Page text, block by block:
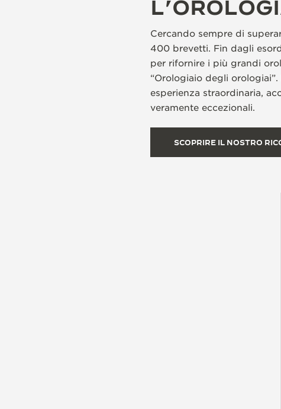
Cercando sempre di
400 brevetti. Fin dagli
per rifornire i più grandi
“Orologiaio degli
esperienza straordinaria,
veramente eccezionali.
SCOPRIRE IL NOSTRO